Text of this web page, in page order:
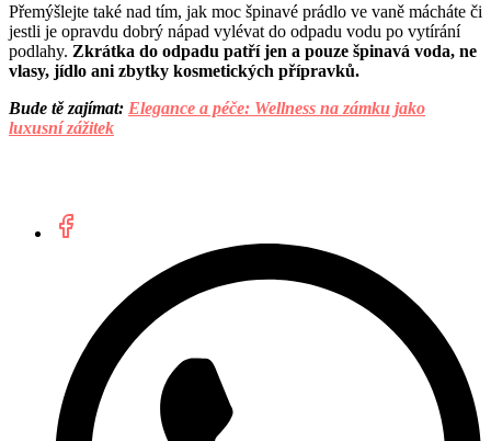
Přemýšlejte také nad tím, jak moc špinavé prádlo ve vaně mácháte či
jestli je opravdu dobrý nápad vylévat do odpadu vodu po vytírání
podlahy. Zkrátka do odpadu patří jen a pouze špinavá voda, ne
vlasy, jídlo ani zbytky kosmetických přípravků.
Bude tě zajímat: Elegance a péče: Wellness na zámku jako
luxusní zážitek